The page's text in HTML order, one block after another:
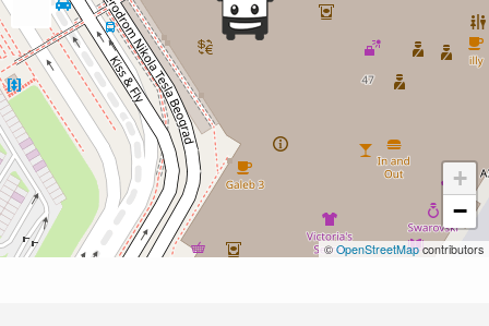
+
−
©OpenStreetMapcontributors